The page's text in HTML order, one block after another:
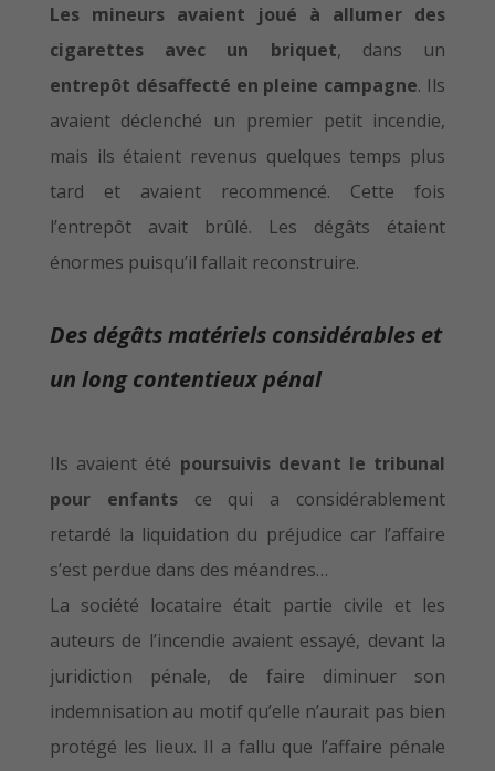
Les mineurs avaient joué à allumer des
cigarettes avec un briquet, dans un
entrepôt désaffecté en pleine campagne. Ils
avaient déclenché un premier petit incendie,
mais ils étaient revenus quelques temps plus
tard et avaient recommencé. Cette fois
l’entrepôt avait brûlé. Les dégâts étaient
énormes puisqu’il fallait reconstruire.
Des dégâts matériels considérables et
un long contentieux pénal
Ils avaient été poursuivis devant le tribunal
pour enfantsce qui a considérablement
retardé la liquidation du préjudice car l’affaire
s’est perdue dans des méandres…
La société locataire était partie civile et les
auteurs de l’incendie avaient essayé, devant la
juridiction pénale, de faire diminuer son
indemnisation au motif qu’elle n’aurait pas bien
protégé les lieux. Il a fallu que l’affaire pénale